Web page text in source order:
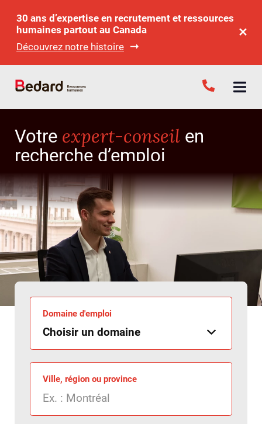
30 ans d’expertise en recrutement et ressources
humaines partout au Canada
Découvrez notre histoire
Votre expert-conseil en
recherche d’emploi
Domaine d'emploi
Ville, région ou province